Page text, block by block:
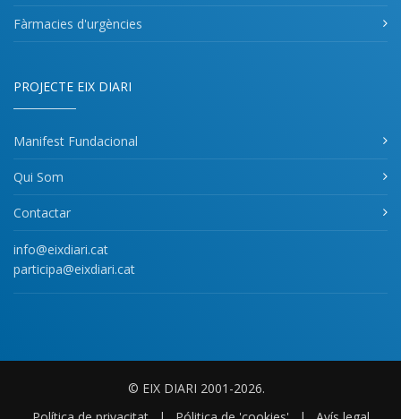
Fàrmacies d'urgències
PROJECTE EIX DIARI
Manifest Fundacional
Qui Som
Contactar
info@eixdiari.cat
participa@eixdiari.cat
© EIX DIARI 2001-2026.